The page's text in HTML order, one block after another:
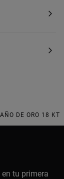
DE ORO 18 KT
en tu primera